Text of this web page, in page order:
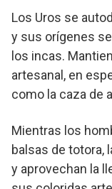
Los Uros se
y sus orígenes
los incas.
artesanal, en
como la caza de
Mientras los
balsas de totora,
y aprovechan la